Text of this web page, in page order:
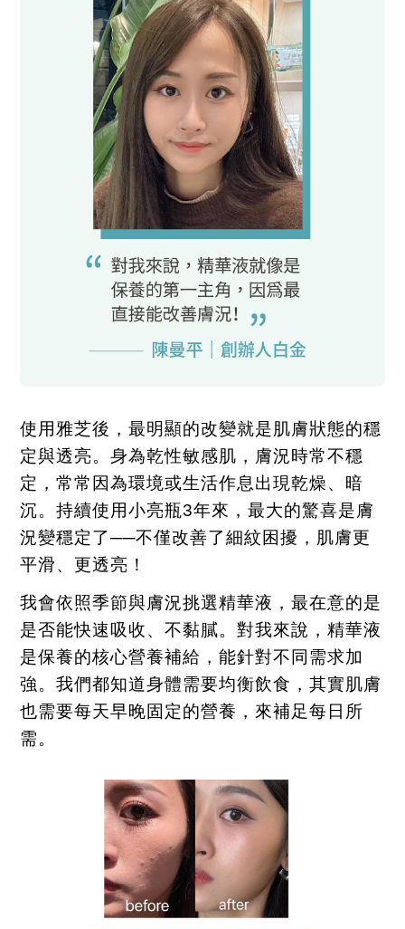
使用雅芝後，最明顯的改變就是肌膚狀態的穩
定與透亮。身為乾性敏感肌，膚況時常不穩
定，常常因為環境或生活作息出現乾燥、暗
沉。持續使用小亮瓶3年來，最大的驚喜是膚
況變穩定了──不僅改善了細紋困擾，肌膚更
平滑、更透亮！
我會依照季節與膚況挑選精華液，最在意的是
是否能快速吸收、不黏膩。對我來說，精華液
是保養的核心營養補給，能針對不同需求加
強。我們都知道身體需要均衡飲食，其實肌膚
也需要每天早晚固定的營養，來補足每日所
需。